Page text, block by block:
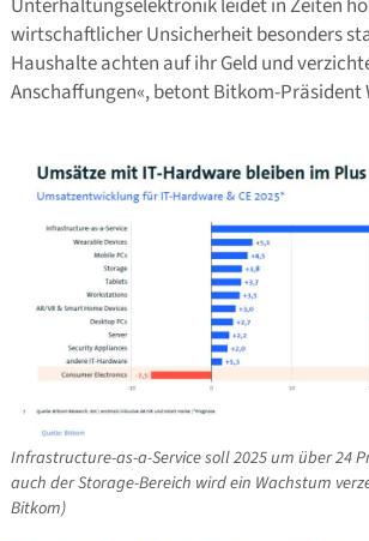
wirtschaftlicher Unsicherheit besonders
Haushalte achten auf ihr Geld und
Anschaffungen«, betont Bitkom-Präsident
Infrastructure-as-a-Service soll 2025 um über 24
auch der Storage-Bereich wird ein Wachstum
Bitkom)